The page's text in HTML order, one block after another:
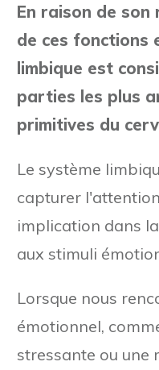
En raison de
de ces fonctions
limbique est
parties les plus
primitives du
Le système
capturer
implication dans
aux stimuli
Lorsque nous
émotionnel,
stressante ou une